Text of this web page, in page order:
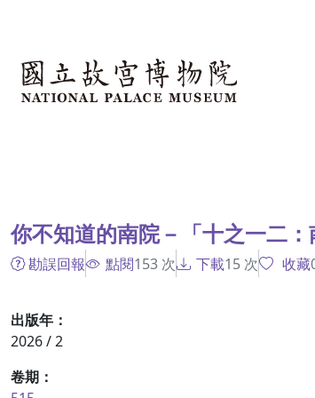
你不知道的南院－「十之一二
勘誤回報 點閱153 次 下載15 次 收藏
出版年：
2026 / 2
卷期：